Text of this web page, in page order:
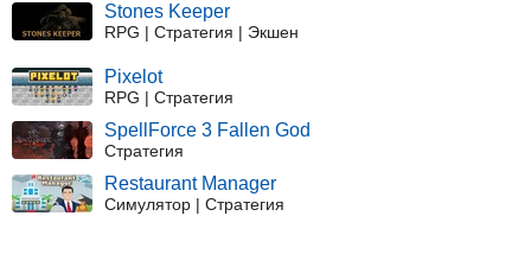
Stones Keeper
RPG | Стратегия | Экшен
Pixelot
RPG | Стратегия
SpellForce 3 Fallen God
Стратегия
Restaurant Manager
Симулятор | Стратегия